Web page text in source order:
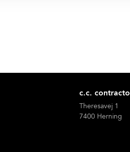
c.c.
Theresavej 1
7400 Herning